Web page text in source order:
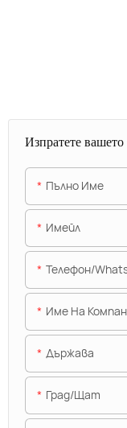
Изпратете вашето
Пълно Име
Имейл
Телефон/
Име На
Държава
Град/щат